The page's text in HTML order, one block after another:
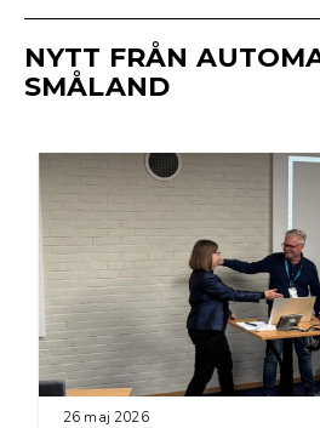
NYTT FRÅN
SMÅLAND
26 maj 2026